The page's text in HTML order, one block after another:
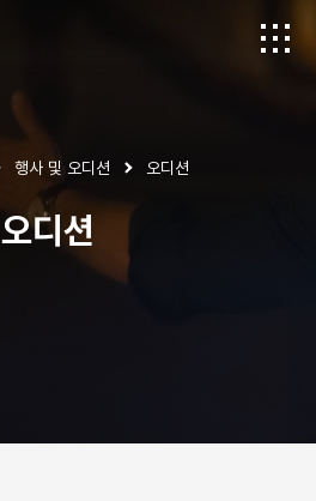
행사 및 오디션 오디션
오디션